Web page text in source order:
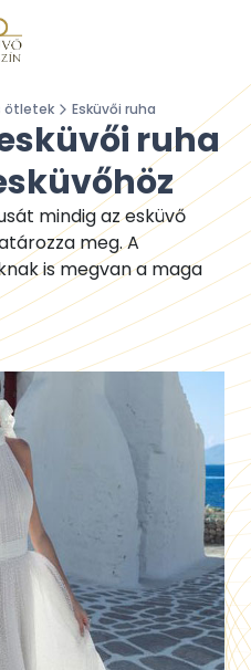
ötletek Esküvői ruha
ruha
mindig az esküvő
meg. A
is megvan a maga